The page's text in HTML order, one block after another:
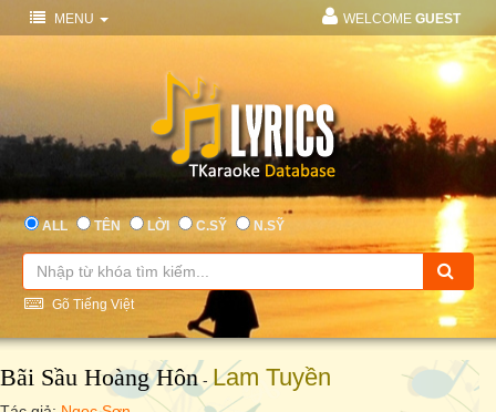
MENU WELCOME GUEST
ALL TÊN LỜI C.SỸ N.SỸ
Gõ Tiếng Việt
Bãi Sầu Hoàng Hôn-Lam Tuyền